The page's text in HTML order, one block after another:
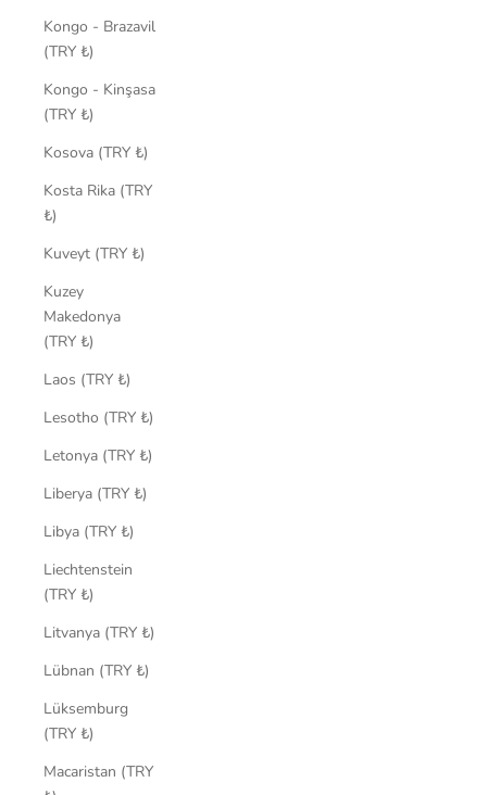
Kongo - Brazavil
(TRY ₺)
Kongo - Kinşasa
(TRY ₺)
Kosova (TRY ₺)
Kosta Rika (TRY
₺)
Kuveyt (TRY ₺)
Kuzey
Makedonya
(TRY ₺)
Laos (TRY ₺)
Lesotho (TRY ₺)
Letonya (TRY ₺)
Liberya (TRY ₺)
Libya (TRY ₺)
Liechtenstein
(TRY ₺)
Litvanya (TRY ₺)
Lübnan (TRY ₺)
Lüksemburg
(TRY ₺)
Macaristan (TRY